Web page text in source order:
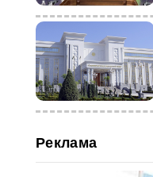
Реклама